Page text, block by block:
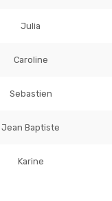
Julia
Caroline
Sebastien
Jean Baptiste
Karine